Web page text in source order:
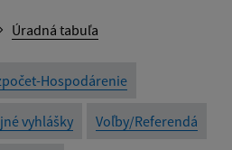
Úradná tabuľa
Hospodárenie
vyhlášky Voľby/Referendá